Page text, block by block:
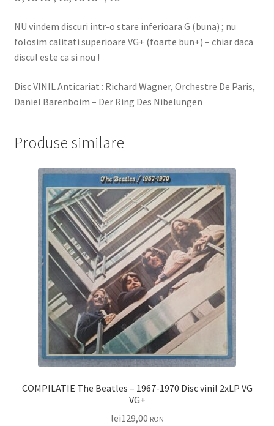
NU vindem discuri intr-o stare inferioara G (buna) ; nu
folosim calitati superioare VG+ (foarte bun+) – chiar daca
discul este ca si nou !
Disc VINIL Anticariat : Richard Wagner, Orchestre De Paris,
Daniel Barenboim – Der Ring Des Nibelungen
Produse similare
COMPILATIE The Beatles – 1967-1970 Disc vinil 2xLP VG
VG+
lei129,00 RON